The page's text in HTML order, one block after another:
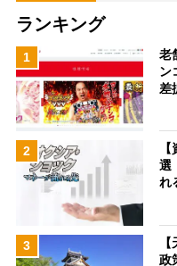
ランキング
1
老
ン
差
2
選
れ
3
政